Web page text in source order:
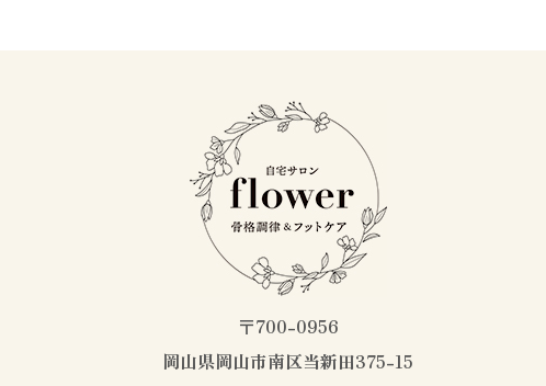
〒700-0956
岡山県岡山市南区当新田375-15